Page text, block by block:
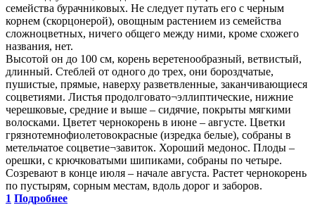
семейства бурачниковых. Не следует путать его с черным
корнем (скорцонерой), овощным растением из семейства
сложноцветных, ничего общего между ними, кроме схожего
названия, нет.
Высотой он до 100 см, корень веретенообразный, ветвистый,
длинный. Стеблей от одного до трех, они бороздчатые,
пушистые, прямые, наверху разветвленные, заканчивающиеся
соцветиями. Листья продолговато¬эллиптические, нижние
черешковые, средние и выше – сидячие, покрыты мягкими
волосками. Цветет чернокорень в июне – августе. Цветки
грязно­темно­фиолетово­красные (изредка белые), собраны в
метельчатое соцветие¬завиток. Хороший медонос. Плоды –
орешки, с крючковатыми шипиками, собраны по четыре.
Созревают в конце июля – начале августа. Растет чернокорень
по пустырям, сорным местам, вдоль дорог и заборов.
1 Подробнее